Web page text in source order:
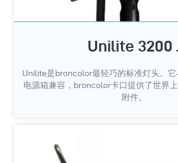
Unilite 3200
Unilite是broncolor最轻巧的标准灯头。
电源箱兼容，broncolor卡口提供了世界
附件。